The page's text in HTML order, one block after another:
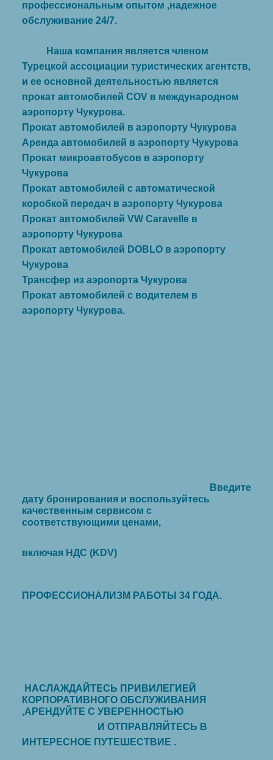
профессиональным опытом ,надежное
обслуживание 24/7.
Наша компания является членом
Турецкой ассоциации туристических агентств,
и ее основной деятельностью является
прокат автомобилей COV в международном
аэропорту Чукурова.
Прокат автомобилей в аэропорту Чукурова
Аренда автомобилей в аэропорту Чукурова
Прокат микроавтобусов в аэропорту
Чукурова
Прокат автомобилей с автоматической
коробкой передач в аэропорту Чукурова
Прокат автомобилей VW Caravelle в
аэропорту Чукурова
Прокат автомобилей DOBLO в аэропорту
Чукурова
Трансфер из аэропорта Чукурова
Прокат автомобилей с водителем в
аэропорту Чукурова.
Введите
дату бронирования и воспользуйтесь
качественным сервисом с
соответствующими ценами,
включая НДС (KDV)
ПРОФЕССИОНАЛИЗМ РАБОТЫ 34 ГОДА.
НАСЛАЖДАЙТЕСЬ ПРИВИЛЕГИЕЙ
КОРПОРАТИВНОГО ОБСЛУЖИВАНИЯ
,АРЕНДУЙТЕ С УВЕРЕННОСТЬЮ
И ОТПРАВЛЯЙТЕСЬ В
ИНТЕРЕСНОЕ ПУТЕШЕСТВИЕ .